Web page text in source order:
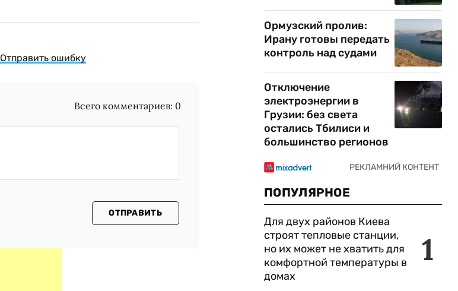
Отправить ошибку
Всего комментариев: 0
ОТПРАВИТЬ
Ормузский пролив:
Ирану готовы передать
контроль над судами
Отключение
электроэнергии в
Грузии: без света
остались Тбилиси и
большинство регионов
ПОПУЛЯРНОЕ
1
Для двух районов Киева
строят тепловые станции,
но их может не хватить для
комфортной температуры в
домах